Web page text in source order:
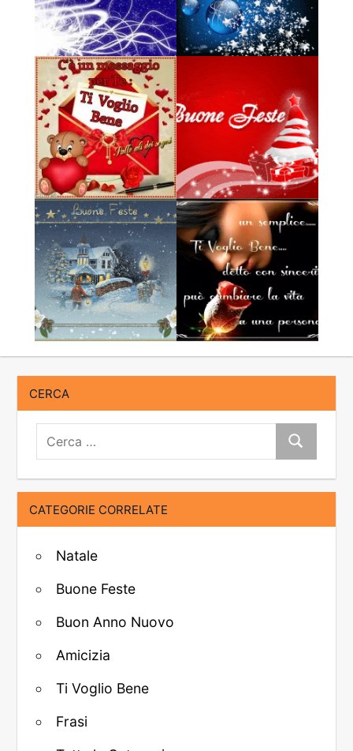
CERCA
Cerca:
Cerca
CATEGORIE CORRELATE
Natale
Buone Feste
Buon Anno Nuovo
Amicizia
Ti Voglio Bene
Frasi